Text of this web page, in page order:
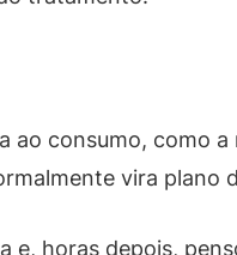
ao consumo, como a
vira plano
e, horas depois,